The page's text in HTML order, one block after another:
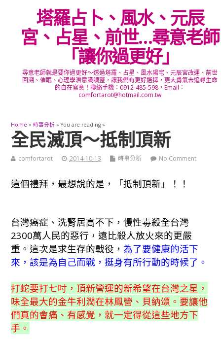
塔羅占卜、風水、元辰
宮、占星、前世…尋意老師
「讓你過更好」
尋意老師就是要你過更好～透過塔羅、占星、風水陽宅、元辰宮改運、前世
回溯、催眠、心理學潛意識調整，讓我們有更好選擇，更大勇氣去追尋生命
的自在寫意！聯絡手機：0912-485-598，Email：
comfortarot@hotmail.com.tw
Home » 時事分析 » You are reading »
全民滅頂～抵制頂新
comfortarot 2014-10-13 時事分析 No Comment
這個禮拜，最想說的是，「抵制頂新」！！
台灣癌症、洗腎居高不下，慢性毒殺全台灣
2300萬人民的惡行，遠比殺人放火來的更嚴
重。這次是求生存的戰役， 為了要健康的活下
來，該是為自己而戰，挺身有所行動的時候了。
打蛇要打七吋，頂新營運的新希望在台灣之星，
味全最大的金牛利潤在林鳳營、貝納頌。要讓他
們真的會痛、有感覺，就一定得從這些地方下
手。